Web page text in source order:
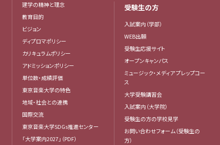
建学の精神と理念
教育目的
ビジョン
ディプロマポリシー
カリキュラムポリシー
アドミッションポリシー
単位数・成績評価
東京音楽大学の特色
地域・社会との連携
国際交流
東京音楽大学SDGs推進センター
「大学案内2027」（PDF）
受験生の方
入試案内（学部）
WEB出願
受験生応援サイト
オープンキャンパス
ミュージック・メディア プレップコー
ス
大学受験講習会
入試案内（大学院）
受験生の方の学校見学
お問い合わせフォーム（受験生の
方）